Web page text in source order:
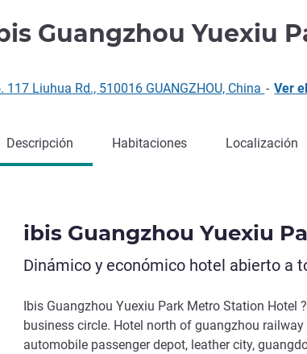
Guangzhou Yuexiu
117 Liuhua Rd., 510016 GUANGZHOU, China - Ver
Descripción Habitaciones Localización
ibis Guangzhou Yuexiu
Dinámico y económico hotel abierto a
Ibis Guangzhou Yuexiu Park Metro Station
business circle. Hotel north of guangzhou
automobile passenger depot, leather city,